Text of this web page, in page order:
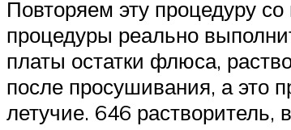
Повторяем эту процедуру
процедуры реально
платы остатки флюса,
после просушивания, а это
летучие. 646 растворитель,